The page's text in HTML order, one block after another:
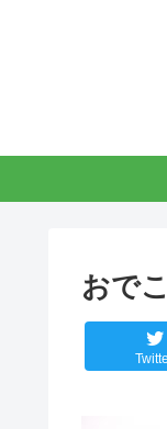
おで